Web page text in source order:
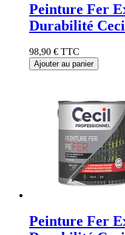
Peinture Fer
Durabilité
98,90 € TTC
Ajouter au panier
Peinture Fer